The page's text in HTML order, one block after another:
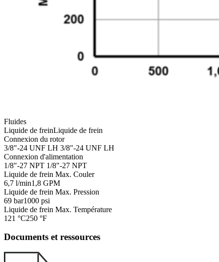
Fluides
Liquide de freinLiquide de frein
Connexion du rotor
3/8"-24 UNF LH 3/8"-24 UNF LH
Connexion d'alimentation
1/8"-27 NPT 1/8"-27 NPT
Liquide de frein Max. Couler
6,7 l/min1,8 GPM
Liquide de frein Max. Pression
69 bar1000 psi
Liquide de frein Max. Température
121 °C250 °F
Documents et ressources